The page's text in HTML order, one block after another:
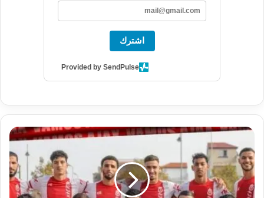
اشترك
Provided by SendPulse
أجاكس
طنجة
نتائج
عكس
الإنتظارات...